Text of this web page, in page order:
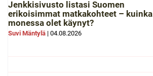
Jenkkisivusto listasi Suomen
erikoisimmat matkakohteet – kuinka
monessa olet käynyt?
Suvi Mäntylä | 04.08.2026